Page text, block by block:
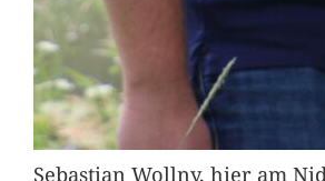
Sebastian Wollny, hier am